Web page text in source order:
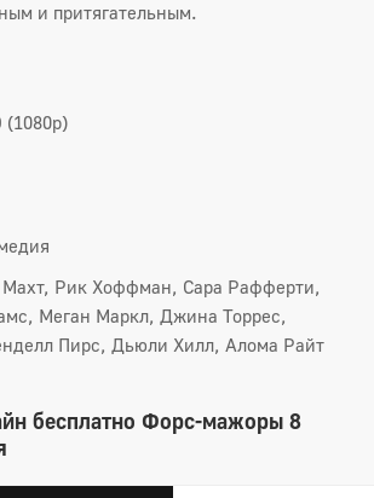
и притягательным.
(1080p)
Махт, Рик Хоффман, Сара Рафферти,
Меган Маркл, Джина Торрес,
Пирс, Дьюли Хилл, Алома Райт
бесплатно Форс-мажоры 8